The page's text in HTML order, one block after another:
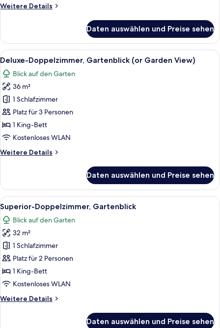
Moc)
Weitere Details
Weitere
Bungalow,
Schlafzimmer,
(Sa
Moc)
Daten auswählen und Preise sehen
Alle
Fotos
für
Deluxe-
Doppelzimmer,
Gartenblick
(or
Garden
anzeigen
Deluxe-Doppelzimmer, Gartenblick
6
Deluxe-Doppelzimmer, Gartenblick (or Garden View)
Blick auf den Garten
36 m²
1 Schlafzimmer
Platz für 3 Personen
1 King-Bett
Kostenloses WLAN
Weitere Details
Weitere
Doppelzimmer,
Gartenblick
(or
Garden
View)
Daten auswählen und Preise sehen
Alle
Fotos
für
Superior-
Doppelzimmer,
Gartenblick
anzeigen
Ein Hotelzimmer mit einem großen
10
Superior-Doppelzimmer, Gartenblick
Blick auf den Garten
32 m²
1 Schlafzimmer
Platz für 2 Personen
1 King-Bett
Kostenloses WLAN
Weitere Details
Weitere
Daten auswählen und Preise sehen